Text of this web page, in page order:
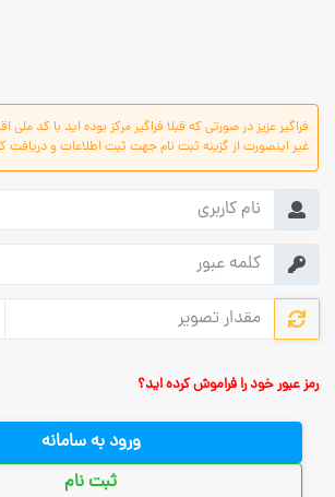
فراگیر عزیز در صورتی که قبلا فراگیر مرکز بوده اید با کد ملی
غیر اینصورت از گزینه ثبت نام جهت ثبت اطلاعات و دریافت
رمز عبور خود را فراموش کرده اید؟
ورود به سامانه
ثبت نام